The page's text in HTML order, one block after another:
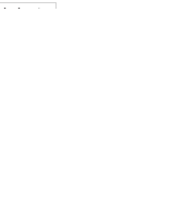
végétarien